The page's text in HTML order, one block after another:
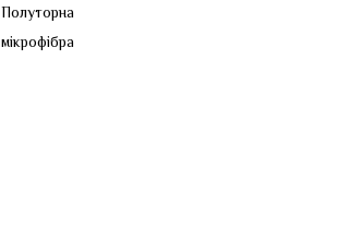
Полуторна
мікрофібра